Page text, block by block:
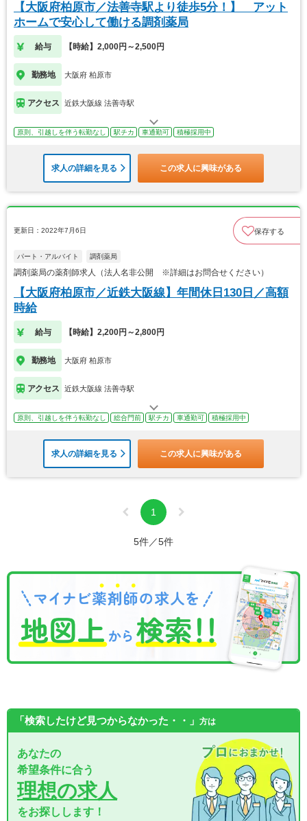
【大阪府柏原市／法善寺駅より徒歩5分！】 アット
ホームで安心して働ける調剤薬局
給与 【時給】2,000円～2,500円
勤務地 大阪府 柏原市
アクセス 近鉄大阪線 法善寺駅
原則、引越しを伴う転勤なし 駅チカ 車通勤可 積極採用中
求人の詳細を見る この求人に興味がある
更新日：2022年7月6日 保存する
パート・アルバイト 調剤薬局
調剤薬局の薬剤師求人（法人名非公開 ※詳細はお問合せください）
【大阪府柏原市／近鉄大阪線】年間休日130日／高額
時給
給与 【時給】2,200円～2,800円
勤務地 大阪府 柏原市
アクセス 近鉄大阪線 法善寺駅
原則、引越しを伴う転勤なし 総合門前 駅チカ 車通勤可 積極採用中
求人の詳細を見る この求人に興味がある
1
5件／5件
「検索したけど見つからなかった・・」 方は
あなたの
希望条件に合う
理想の求人
をお探しします！